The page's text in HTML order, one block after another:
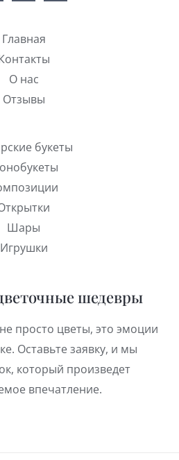
Главная
О нас
Отзывы
букеты
Шары
Игрушки
шедевры
просто цветы, это эмоции
Оставьте заявку, и мы
который произведет
впечатление.